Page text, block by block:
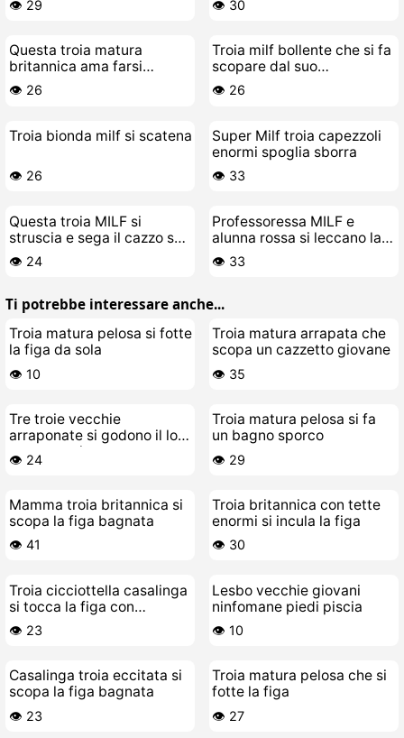
👁️ 29 👁️ 30
Questa troia matura
britannica ama farsi
scopare la figa con le dita
👁️ 26
Troia milf bollente che si fa
scopare dal suo
cazzeggiatore toy-boy
👁️ 26
Troia bionda milf si scatena
👁️ 26
Super Milf troia capezzoli
enormi spoglia sborra
👁️ 33
Questa troia MILF si
struscia e sega il cazzo sul
tavolo della cucina
👁️ 24
Professoressa MILF e
alunna rossa si leccano la
figa a vicenda
👁️ 33
Ti potrebbe interessare anche...
Troia matura pelosa si fotte
la figa da sola
👁️ 10
Troia matura arrapata che
scopa un cazzetto giovane
👁️ 35
Tre troie vecchie
arraponate si godono il loro
cazzetto giovane
👁️ 24
Troia matura pelosa si fa
un bagno sporco
👁️ 29
Mamma troia britannica si
scopa la figa bagnata
👁️ 41
Troia britannica con tette
enormi si incula la figa
👁️ 30
Troia cicciottella casalinga
si tocca la figa con
vergogna
👁️ 23
Lesbo vecchie giovani
ninfomane piedi piscia
👁️ 10
Casalinga troia eccitata si
scopa la figa bagnata
👁️ 23
Troia matura pelosa che si
fotte la figa
👁️ 27